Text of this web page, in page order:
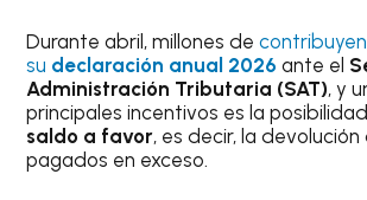
Durante abril, millones de
su declaración anual 2026 ante el
Administración Tributaria (SAT), y
principales incentivos es la
saldo a favor, es decir, la
pagados en exceso.